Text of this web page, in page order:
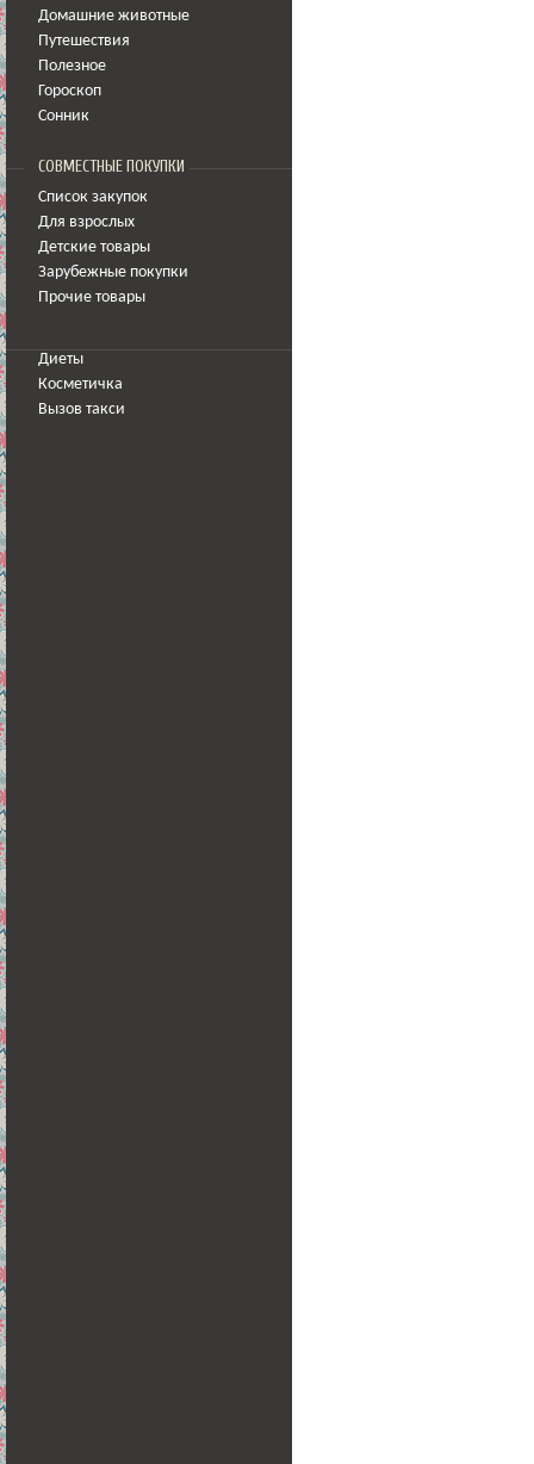
Домашние животные
Путешествия
Полезное
Гороскоп
Сонник
СОВМЕСТНЫЕ ПОКУПКИ
Список закупок
Для взрослых
Детские товары
Зарубежные покупки
Прочие товары
Диеты
Косметичка
Вызов такси